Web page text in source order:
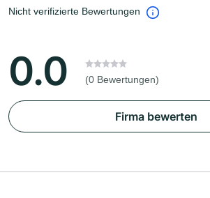
Nicht verifizierte Bewertungen
0.0 (0 Bewertungen)
Firma bewerten